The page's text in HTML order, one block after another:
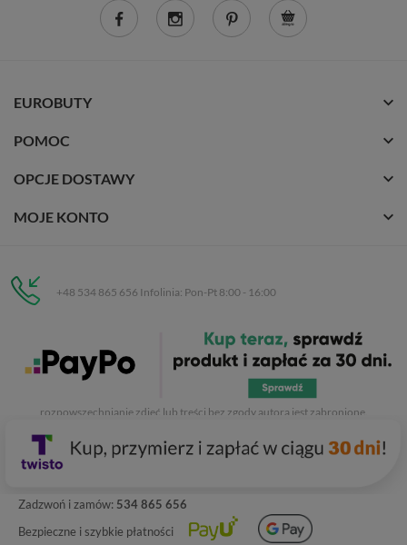
Zadzwoń i zamów: 534 865 656
Bezpieczne i szybkie płatności
EUROBUTY
POMOC
OPCJE DOSTAWY
MOJE KONTO
+48 534 865 656 Infolinia: Pon-Pt 8:00 - 16:00
C.H. Respan, Rejtana 53a/250
35-326 Rzeszów
. Kopiowanie, przetwarzanie,
rozpowszechnianie zdjęć lub treści bez zgody autora jest zabronione.